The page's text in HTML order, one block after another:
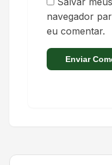
navegador
eu comentar.